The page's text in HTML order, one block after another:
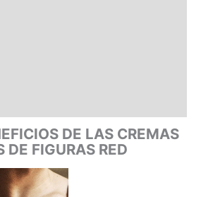
DE LAS CREMAS
DE FIGURAS RED